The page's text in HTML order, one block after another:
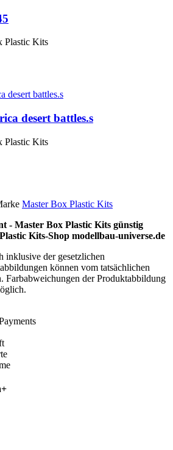
Plastic Kits
desert battles.s
Plastic Kits
Master Box Plastic Kits
- Master Box Plastic Kits günstig
Kits-Shop modellbau-universe.de
inklusive der gesetzlichen
können vom tatsächlichen
Farbabweichungen der Produktabbildung
+